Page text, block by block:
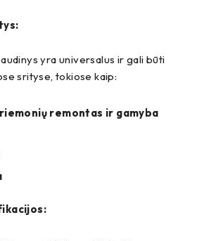
yra universalus ir gali būti
srityse, tokiose kaip:
remontas ir gamyba